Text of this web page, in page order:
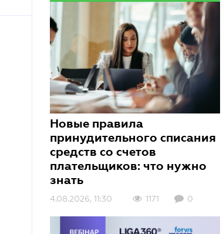
Новые правила
принудительного списания
средств со счетов
плательщиков: что нужно
знать
4.08.2026, 11:30 1171 0